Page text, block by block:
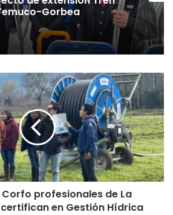
Gorbea
profesionales de La
en Gestión Hídrica